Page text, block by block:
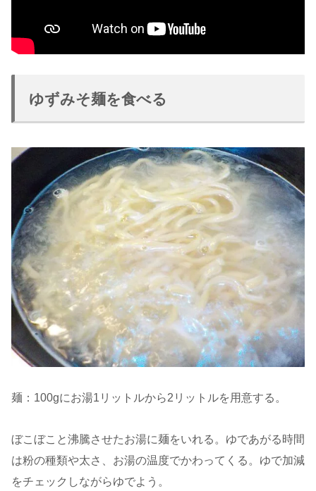
ゆずみそ麺を食べる
麺：100gにお湯1リットルから2リットルを用意する。
ぼこぼこと沸騰させたお湯に麺をいれる。ゆであがる時間
は粉の種類や太さ、お湯の温度でかわってくる。ゆで加減
をチェックしながらゆでよう。